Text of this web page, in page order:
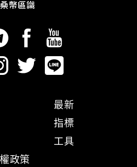
政策
最新
指標
工具